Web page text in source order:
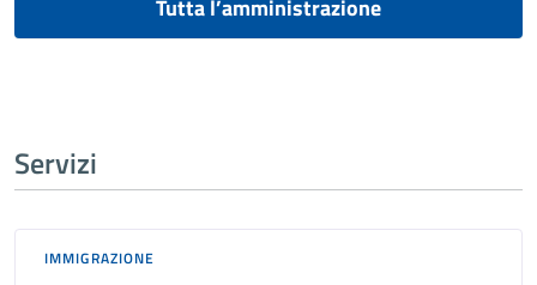
Tutta l’amministrazione
Servizi
IMMIGRAZIONE